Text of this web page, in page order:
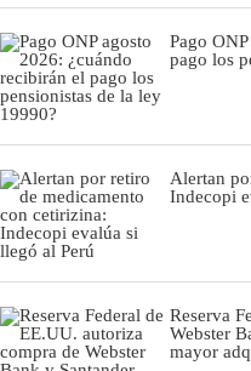
Pago
pago los
Alertan
Indecopi
Reserva
Webster
mayor